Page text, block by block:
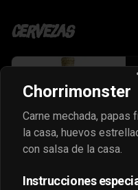
Cervezas
Chorrimonster
Carne mechada, papas
la casa, huevos
con salsa de la casa.
Instrucciones